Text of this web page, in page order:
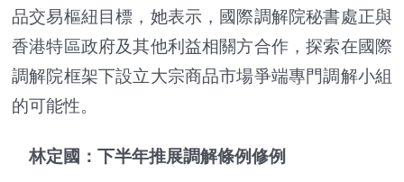
品交易樞紐目標，她表示，國際調解院秘書處正與
香港特區政府及其他利益相關方合作，探索在國際
調解院框架下設立大宗商品市場爭端專門調解小組
的可能性。
林定國：下半年推展調解條例修例